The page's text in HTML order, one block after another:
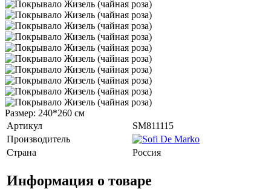
Размер: 240*260 см
Артикул
SM811115
Производитель
Страна
Россия
Информация о товаре